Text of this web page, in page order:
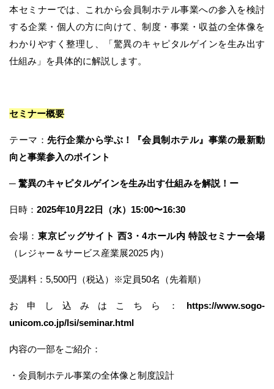
本セミナーでは、これから会員制ホテル事業への参入を検討
する企業・個人の方に向けて、制度・事業・収益の全体像を
わかりやすく整理し、「驚異のキャピタルゲインを生み出す
仕組み」を具体的に解説します。
セミナー概要
テーマ： 先行企業から学ぶ！『会員制ホテル』事業の最新動
向と事業参入のポイント
─ 驚異のキャピタルゲインを生み出す仕組みを解説！ー
日時： 2025年10月22日（水）15:00〜16:30
会場：東京ビッグサイト 西3・4ホール内 特設セミナー会場
（レジャー＆サービス産業展2025 内）
受講料：5,500円（税込）※定員50名（先着順）
お申し込みはこちら： https://www.sogo-
unicom.co.jp/lsi/seminar.html
内容の一部をご紹介：
・会員制ホテル事業の全体像と制度設計